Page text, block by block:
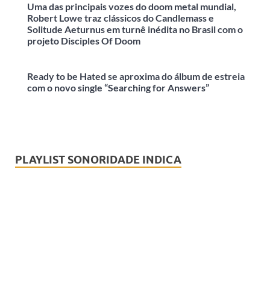
Uma das principais vozes do doom metal mundial,
Robert Lowe traz clássicos do Candlemass e
Solitude Aeturnus em turnê inédita no Brasil com o
projeto Disciples Of Doom
Ready to be Hated se aproxima do álbum de estreia
com o novo single “Searching for Answers”
PLAYLIST SONORIDADE INDICA